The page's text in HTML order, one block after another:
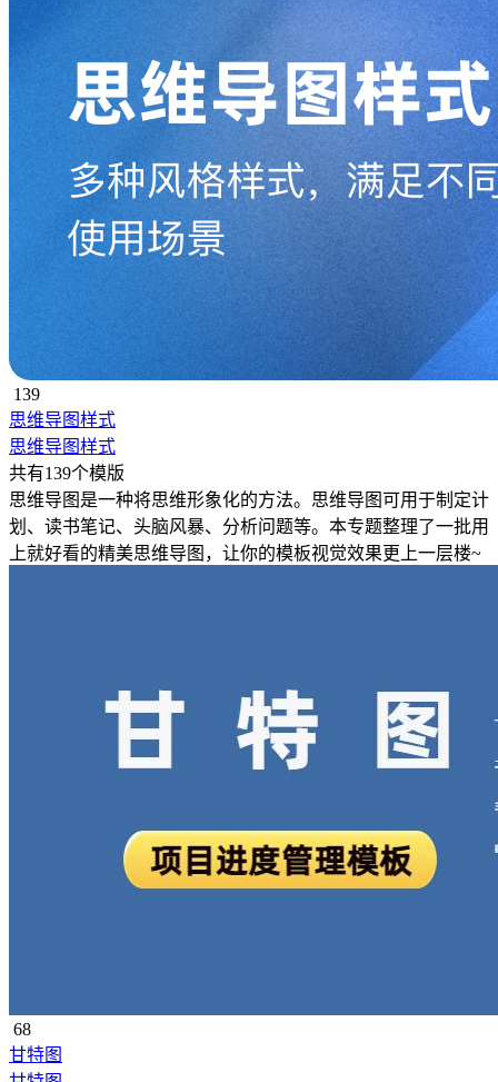
139
思维导图样式
思维导图样式
共有139个模版
思维导图是一种将思维形象化的方法。思维导图可用于制定计
划、读书笔记、头脑风暴、分析问题等。本专题整理了一批用
上就好看的精美思维导图，让你的模板视觉效果更上一层楼~
68
甘特图